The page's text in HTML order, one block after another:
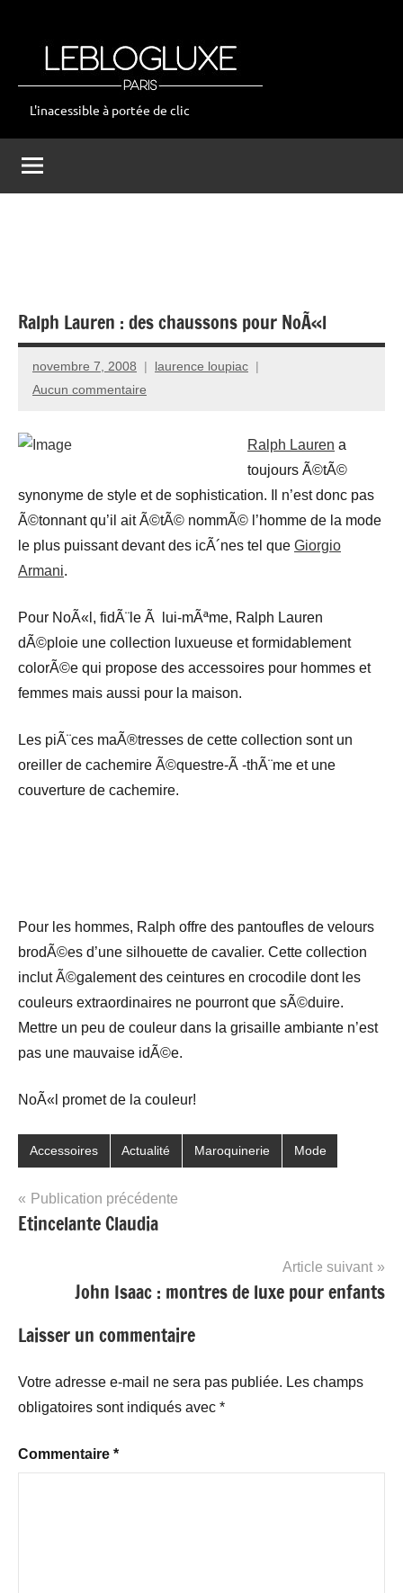
leblogluxe
L'inacessible à portée de clic
Ralph Lauren : des chaussons pour NoÃ«l
novembre 7, 2008
laurence loupiac
Aucun commentaire
Ralph Lauren a
toujours Ã©tÃ©
synonyme de style et de sophistication. Il n’est donc pas
Ã©tonnant qu’il ait Ã©tÃ© nommÃ© l’homme de la mode
le plus puissant devant des icÃ´nes tel que Giorgio
Armani.
Pour NoÃ«l, fidÃ¨le Ã lui-mÃªme, Ralph Lauren
dÃ©ploie une collection luxueuse et formidablement
colorÃ©e qui propose des accessoires pour hommes et
femmes mais aussi pour la maison.
Les piÃ¨ces maÃ®tresses de cette collection sont un
oreiller de cachemire Ã©questre-Ã -thÃ¨me et une
couverture de cachemire.
Pour les hommes, Ralph offre des pantoufles de velours
brodÃ©es d’une silhouette de cavalier. Cette collection
inclut Ã©galement des ceintures en crocodile dont les
couleurs extraordinaires ne pourront que sÃ©duire.
Mettre un peu de couleur dans la grisaille ambiante n’est
pas une mauvaise idÃ©e.
NoÃ«l promet de la couleur!
Accessoires Actualité Maroquinerie Mode
Navigation
de
Publication précédente
Etincelante Claudia
Article suivant
John Isaac : montres de luxe pour enfants
Laisser un commentaire
Votre adresse e-mail ne sera pas publiée. Les champs
obligatoires sont indiqués avec *
Commentaire *